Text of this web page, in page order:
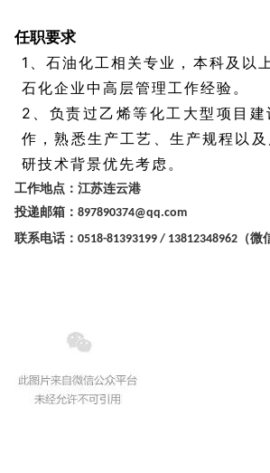
任职要求
1、石油化工相关专业，本科及以
石化企业中高层管理工作经验。
2、负责过乙烯等化工大型项目
作，熟悉生产工艺、生产规程以
研技术背景优先考虑。
工作地点：江苏连云港
投递邮箱： 897890374@qq.com
联系电话： 0518-81393199 / 13812348962 （微